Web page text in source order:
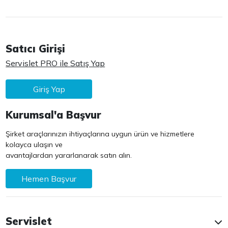
Satıcı Girişi
Servislet PRO ile Satış Yap
Giriş Yap
Kurumsal'a Başvur
Şirket araçlarınızın ihtiyaçlarına uygun ürün ve hizmetlere
kolayca ulaşın ve
avantajlardan yararlanarak satın alın.
Hemen Başvur
Servislet